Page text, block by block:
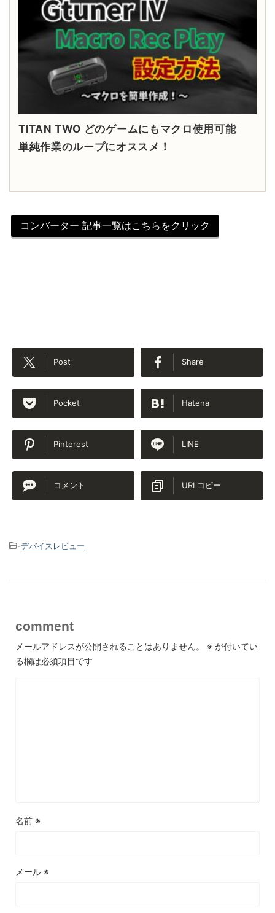
TITAN TWO どのゲームにもマクロ使用可能
単純作業のループにオススメ！
コンバーター 記事一覧はこちらをクリック
Post Share
Pocket Hatena
Pinterest LINE
コメント URLコピー
-デバイスレビュー
comment
メールアドレスが公開されることはありません。 ※ が付いてい
る欄は必須項目です
名前 ※
メール ※